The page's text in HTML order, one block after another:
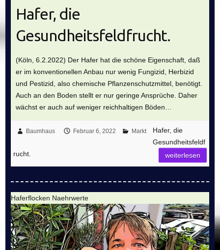
Hafer, die
Gesundheitsfeldfrucht.
(Köln, 6.2.2022) Der Hafer hat die schöne Eigenschaft, daß
er im konventionellen Anbau nur wenig Fungizid, Herbizid
und Pestizid, also chemische Pflanzenschutzmittel, benötigt.
Auch an den Boden stellt er nur geringe Ansprüche. Daher
wächst er auch auf weniger reichhaltigen Böden…
Baumhaus Februar 6, 2022 Markt
Hafer, die
Gesundheitsfeldf
rucht.
weiterlesen
Haferflocken Naehrwerte